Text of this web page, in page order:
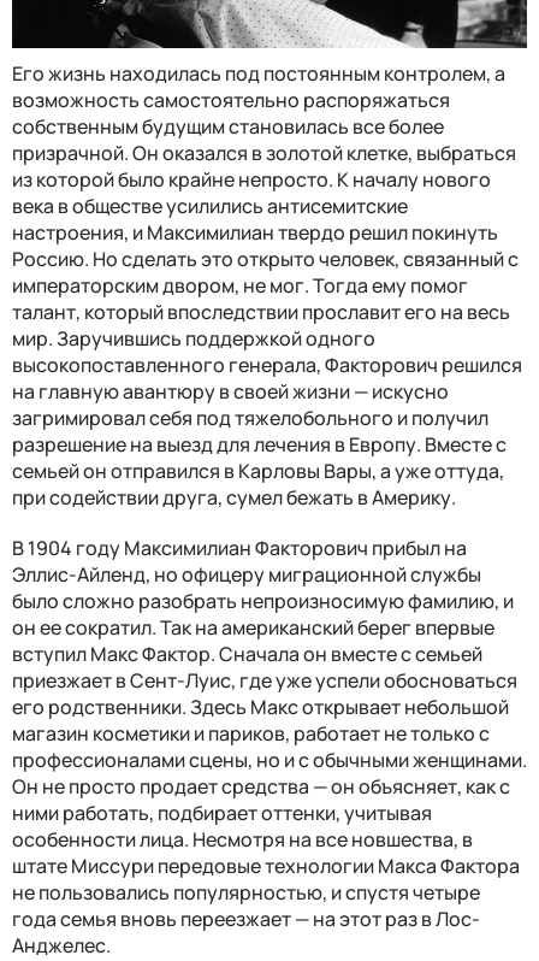
Его жизнь находилась под постоянным контролем, а
возможность самостоятельно распоряжаться
собственным будущим становилась все более
призрачной. Он оказался в золотой клетке, выбраться
из которой было крайне непросто. К началу нового
века в обществе усилились антисемитские
настроения, и Максимилиан твердо решил покинуть
Россию. Но сделать это открыто человек, связанный с
императорским двором, не мог. Тогда ему помог
талант, который впоследствии прославит его на весь
мир. Заручившись поддержкой одного
высокопоставленного генерала, Факторович решился
на главную авантюру в своей жизни — искусно
загримировал себя под тяжелобольного и получил
разрешение на выезд для лечения в Европу. Вместе с
семьей он отправился в Карловы Вары, а уже оттуда,
при содействии друга, сумел бежать в Америку.
В 1904 году Максимилиан Факторович прибыл на
Эллис-Айленд, но офицеру миграционной службы
было сложно разобрать непроизносимую фамилию, и
он ее сократил. Так на американский берег впервые
вступил Макс Фактор. Сначала он вместе с семьей
приезжает в Сент-Луис, где уже успели обосноваться
его родственники. Здесь Макс открывает небольшой
магазин косметики и париков, работает не только с
профессионалами сцены, но и с обычными женщинами.
Он не просто продает средства — он объясняет, как с
ними работать, подбирает оттенки, учитывая
особенности лица. Несмотря на все новшества, в
штате Миссури передовые технологии Макса Фактора
не пользовались популярностью, и спустя четыре
года семья вновь переезжает — на этот раз в Лос-
Анджелес.